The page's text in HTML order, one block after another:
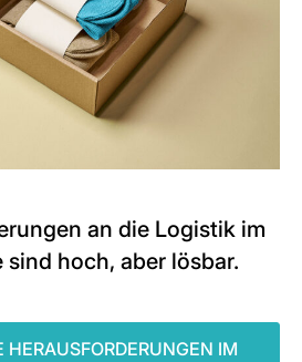
an die Logistik im
sind hoch, aber lösbar.
HERAUSFORDERUNGEN IM